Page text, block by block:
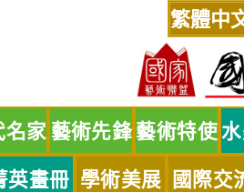
繁體中
名家 藝術先鋒藝術特使
英畫冊 學術美展 國際交